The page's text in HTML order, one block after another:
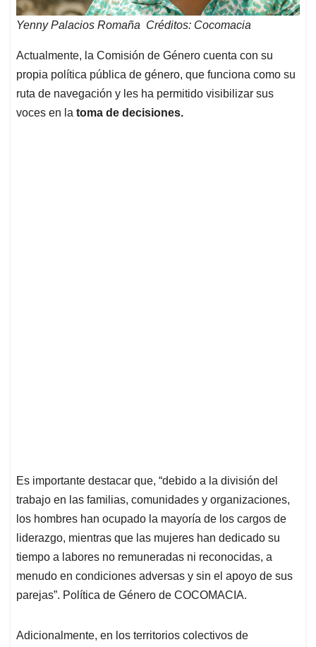
Yenny Palacios Romaña Créditos: Cocomacia
Actualmente, la Comisión de Género cuenta con su
propia política pública de género, que funciona como su
ruta de navegación y les ha permitido visibilizar sus
voces en la toma de decisiones.
Es importante destacar que, “debido a la división del
trabajo en las familias, comunidades y organizaciones,
los hombres han ocupado la mayoría de los cargos de
liderazgo, mientras que las mujeres han dedicado su
tiempo a labores no remuneradas ni reconocidas, a
menudo en condiciones adversas y sin el apoyo de sus
parejas”. Política de Género de COCOMACIA.
Adicionalmente, en los territorios colectivos de